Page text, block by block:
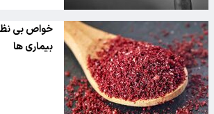
خواص بی
بیماری ها